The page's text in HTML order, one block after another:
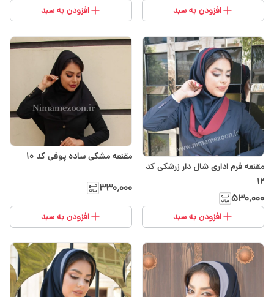
افزودن به سبد افزودن به سبد
مقنعه فرم اداری شال دار زرشکی کد
12
۵۳۰٬۰۰۰
افزودن به سبد
مقنعه مشکی ساده پوفی کد ۱۰
۳۳۰٬۰۰۰
افزودن به سبد